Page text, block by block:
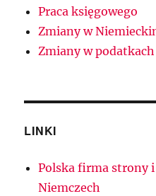
Praca księgowego
Zmiany w
Zmiany w podatkach
LINKI
Polska firma strony
Niemczech